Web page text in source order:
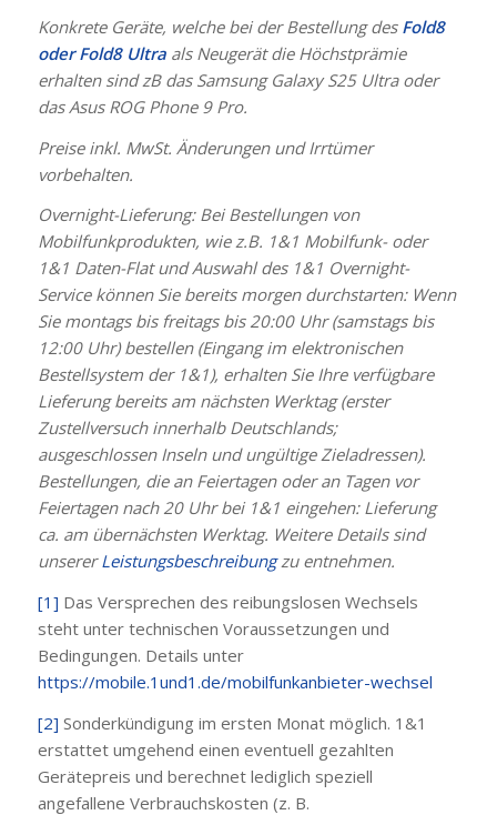
Konkrete Geräte, welche bei der Bestellung des Fold8
oder Fold8 Ultraals Neugerät die Höchstprämie
erhalten sind zB das Samsung Galaxy S25 Ultra oder
das Asus ROG Phone 9 Pro.
Preise inkl. MwSt. Änderungen und Irrtümer
vorbehalten.
Overnight-Lieferung: Bei Bestellungen von
Mobilfunkprodukten, wie z.B. 1&1 Mobilfunk- oder
1&1 Daten-Flat und Auswahl des 1&1 Overnight-
Service können Sie bereits morgen durchstarten: Wenn
Sie montags bis freitags bis 20:00 Uhr (samstags bis
12:00 Uhr) bestellen (Eingang im elektronischen
Bestellsystem der 1&1), erhalten Sie Ihre verfügbare
Lieferung bereits am nächsten Werktag (erster
Zustellversuch innerhalb Deutschlands;
ausgeschlossen Inseln und ungültige Zieladressen).
Bestellungen, die an Feiertagen oder an Tagen vor
Feiertagen nach 20 Uhr bei 1&1 eingehen: Lieferung
ca. am übernächsten Werktag. Weitere Details sind
unsererLeistungsbeschreibungzu entnehmen.
[1] Das Versprechen des reibungslosen Wechsels
steht unter technischen Voraussetzungen und
Bedingungen. Details unter
https://mobile.1und1.de/mobilfunkanbieter-wechsel
[2] Sonderkündigung im ersten Monat möglich. 1&1
erstattet umgehend einen eventuell gezahlten
Gerätepreis und berechnet lediglich speziell
angefallene Verbrauchskosten (z. B.